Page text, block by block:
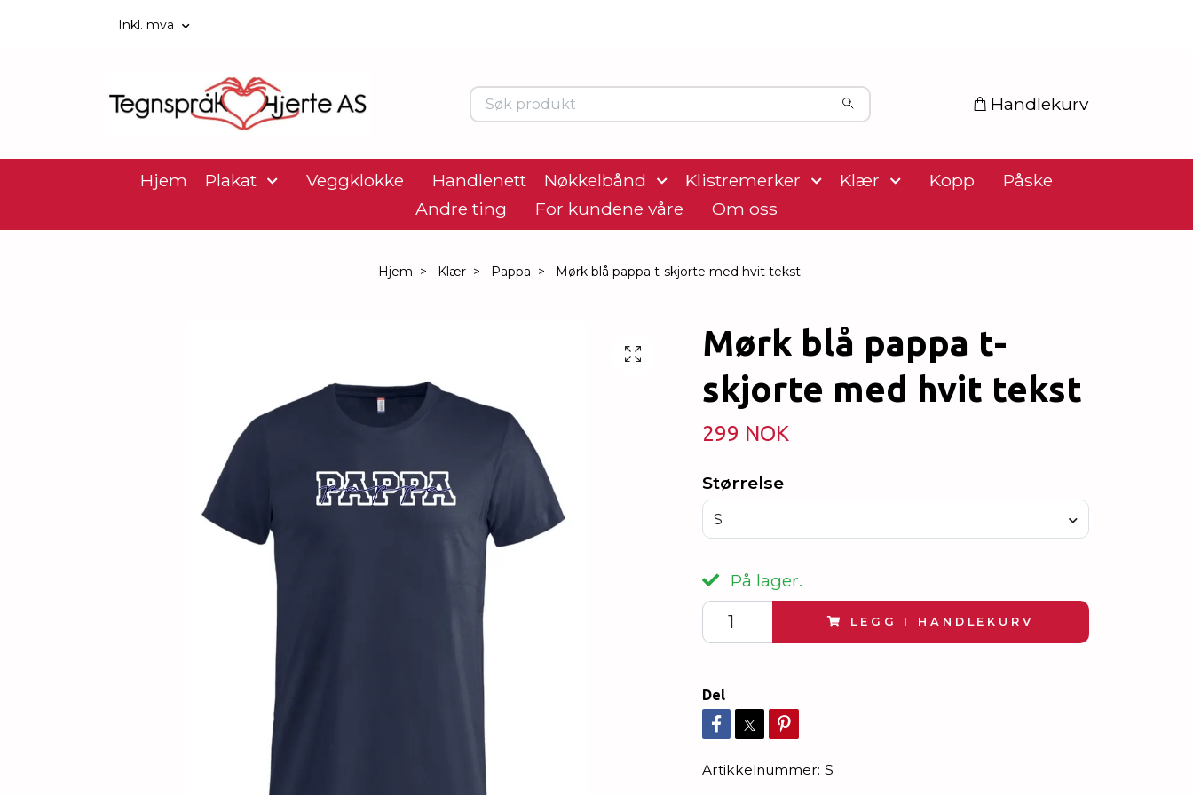
Inkl. mva
Handlekurv
Hjem Plakat Veggklokke Handlenett Nøkkelbånd Klistremerker Klær Kopp
Påske
Andre ting
For kundene våre Om oss
Hjem Klær Pappa Mørk blå pappa t-skjorte med hvit tekst
Mørk blå pappa t-
skjorte med hvit tekst
299 NOK
Størrelse
S
På lager.
LEGG I HANDLEKURV
Del
Artikkelnummer: S